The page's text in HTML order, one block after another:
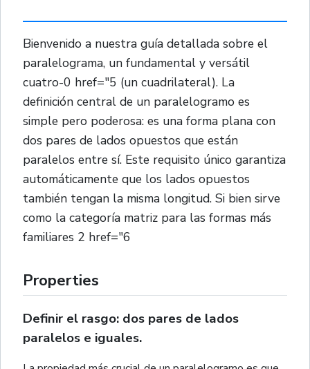
Bienvenido a nuestra guía detallada sobre el
paralelograma, un fundamental y versátil
cuatro-0 href="5 (un cuadrilateral). La
definición central de un paralelogramo es
simple pero poderosa: es una forma plana con
dos pares de lados opuestos que están
paralelos entre sí. Este requisito único garantiza
automáticamente que los lados opuestos
también tengan la misma longitud. Si bien sirve
como la categoría matriz para las formas más
familiares 2 href="6
Properties
Definir el rasgo: dos pares de lados
paralelos e iguales.